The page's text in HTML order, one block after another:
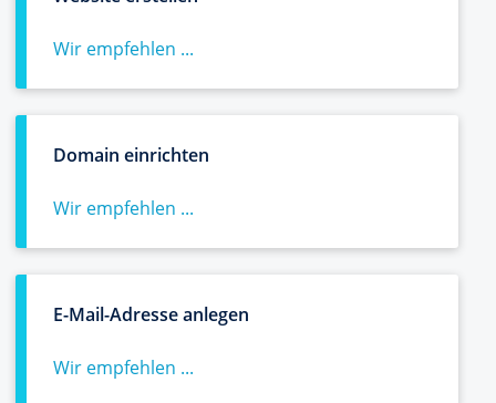
Wir empfehlen ...
Domain einrichten
Wir empfehlen ...
E-Mail-Adresse anlegen
Wir empfehlen ...